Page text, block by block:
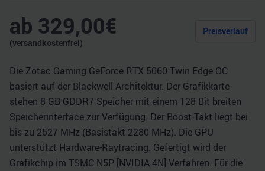
ab 329,00€
(versandkostenfrei)
Preisverlauf
Die Zotac Gaming GeForce RTX 5060 Twin Edge OC
basiert auf der Blackwell Architektur. Der Grafikkarte
stehen 8 GB GDDR7 Speicher mit einem 128 Bit breiten
Speicherinterface zur Verfügung. Der Boost-Takt liegt bei
bis zu 2527 MHz (Basistakt 2280 MHz). Die GPU
unterstützt Hardware-Raytracing. Gefertigt wird der
Grafikchip im TSMC N5P [NVIDIA 4N]-Verfahren. Für die